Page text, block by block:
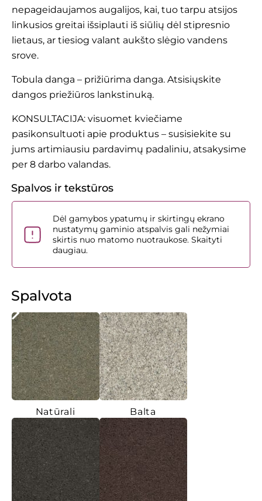
nepageidaujamos augalijos, kai, tuo tarpu atsijos
linkusios greitai išsiplauti iš siūlių dėl stipresnio
lietaus, ar tiesiog valant aukšto slėgio vandens
srove.
Tobula danga – prižiūrima danga. Atsisiųskite
dangos priežiūros lankstinuką.
KONSULTACIJA: visuomet kviečiame
pasikonsultuoti apie produktus – susisiekite su
jums artimiausiu pardavimų padaliniu, atsakysime
per 8 darbo valandas.
Spalvos ir tekstūros
Dėl gamybos ypatumų ir skirtingų ekrano
nustatymų gaminio atspalvis gali nežymiai
skirtis nuo matomo nuotraukose. Skaityti
daugiau.
Spalvota
Natūrali Balta